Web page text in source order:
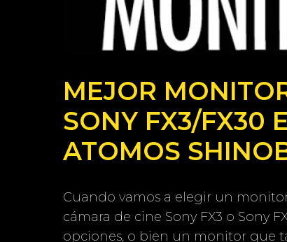
MEJOR
SONY FX3/FX30
ATOMOS
Cuando vamos a elegir un
cámara de cine Sony FX3 o Sony
opciones, o bien un monitor que